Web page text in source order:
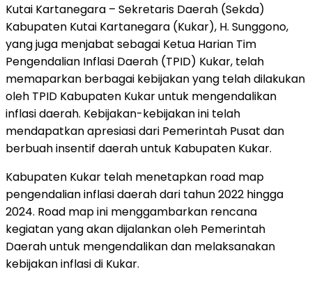
Kutai Kartanegara – Sekretaris Daerah (Sekda)
Kabupaten Kutai Kartanegara (Kukar), H. Sunggono,
yang juga menjabat sebagai Ketua Harian Tim
Pengendalian Inflasi Daerah (TPID) Kukar, telah
memaparkan berbagai kebijakan yang telah dilakukan
oleh TPID Kabupaten Kukar untuk mengendalikan
inflasi daerah. Kebijakan-kebijakan ini telah
mendapatkan apresiasi dari Pemerintah Pusat dan
berbuah insentif daerah untuk Kabupaten Kukar.
Kabupaten Kukar telah menetapkan road map
pengendalian inflasi daerah dari tahun 2022 hingga
2024. Road map ini menggambarkan rencana
kegiatan yang akan dijalankan oleh Pemerintah
Daerah untuk mengendalikan dan melaksanakan
kebijakan inflasi di Kukar.